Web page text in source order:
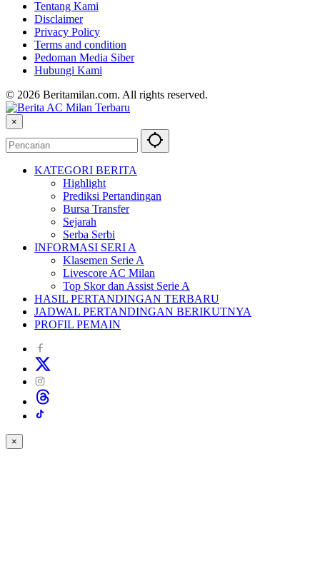
Tentang Kami
Disclaimer
Privacy Policy
Terms and condition
Pedoman Media Siber
Hubungi Kami
© 2026 Beritamilan.com. All rights reserved.
×
KATEGORI BERITA
Highlight
Prediksi Pertandingan
Bursa Transfer
Sejarah
Serba Serbi
INFORMASI SERI A
Klasemen Serie A
Livescore AC Milan
Top Skor dan Assist Serie A
HASIL PERTANDINGAN TERBARU
JADWAL PERTANDINGAN BERIKUTNYA
PROFIL PEMAIN
×